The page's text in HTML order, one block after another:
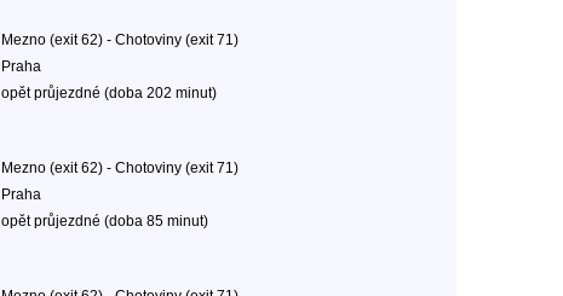
Mezno (exit 62) - Chotoviny (exit 71)
Praha
opět průjezdné (doba 202 minut)
Mezno (exit 62) - Chotoviny (exit 71)
Praha
opět průjezdné (doba 85 minut)